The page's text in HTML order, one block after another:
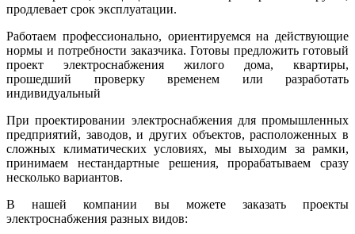
продлевает срок эксплуатации.
Работаем профессионально, ориентируемся на действующие
нормы и потребности заказчика. Готовы предложить готовый
проект электроснабжения жилого дома, квартиры,
прошедший проверку временем или разработать
индивидуальный
При проектировании электроснабжения для промышленных
предприятий, заводов, и других объектов, расположенных в
сложных климатических условиях, мы выходим за рамки,
принимаем нестандартные решения, прорабатываем сразу
несколько вариантов.
В нашей компании вы можете заказать проекты
электроснабжения разных видов: